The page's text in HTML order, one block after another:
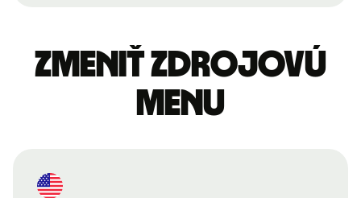
Zmeniť zdrojovú
menu